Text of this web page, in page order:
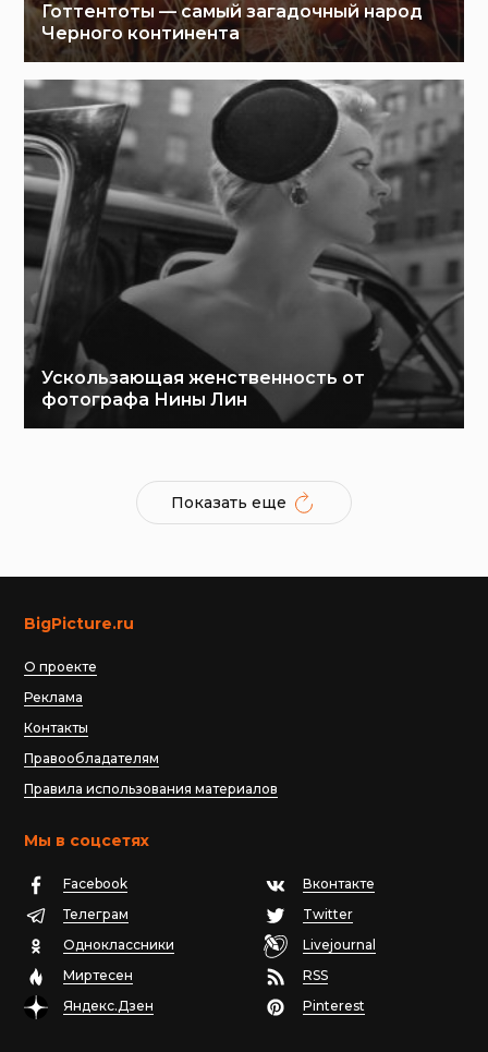
Готтентоты — самый загадочный народ
Черного континента
Ускользающая женственность от
фотографа Нины Лин
Показать еще
BigPicture.ru
О проекте
Реклама
Контакты
Правообладателям
Правила использования материалов
Мы в соцсетях
Facebook
Вконтакте
Телеграм
Twitter
Одноклассники
Livejournal
Миртесен
RSS
Яндекс.Дзен
Pinterest